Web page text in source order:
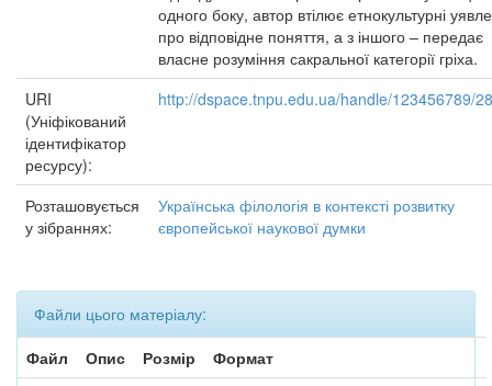
одного боку, автор втілює етнокультурні
про відповідне поняття, а з іншого – передає
власне розуміння сакральної категорії гріха.
URI
(Уніфікований
ідентифікатор
ресурсу):
http://dspace.tnpu.edu.ua/handle/123456789/
Розташовується
у зібраннях:
Українська філологія в контексті розвитку
європейської наукової думки
Файли цього матеріалу:
Файл
Опис Розмір
Формат